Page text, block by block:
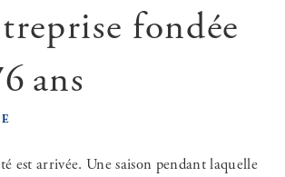
fondée
ans